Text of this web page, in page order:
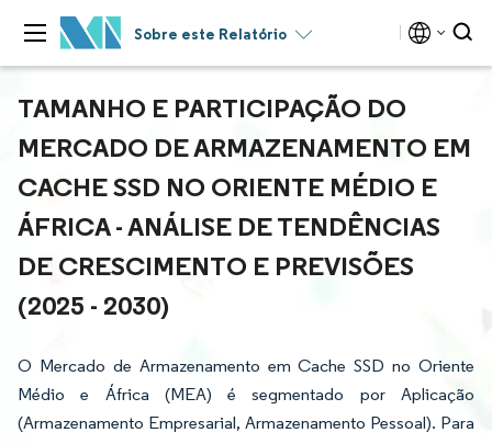
Sobre este Relatório
TAMANHO E PARTICIPAÇÃO DO
MERCADO DE ARMAZENAMENTO EM
CACHE SSD NO ORIENTE MÉDIO E
ÁFRICA - ANÁLISE DE TENDÊNCIAS
DE CRESCIMENTO E PREVISÕES
(2025 - 2030)
O Mercado de Armazenamento em Cache SSD no Oriente
Médio e África (MEA) é segmentado por Aplicação
(Armazenamento Empresarial, Armazenamento Pessoal). Para